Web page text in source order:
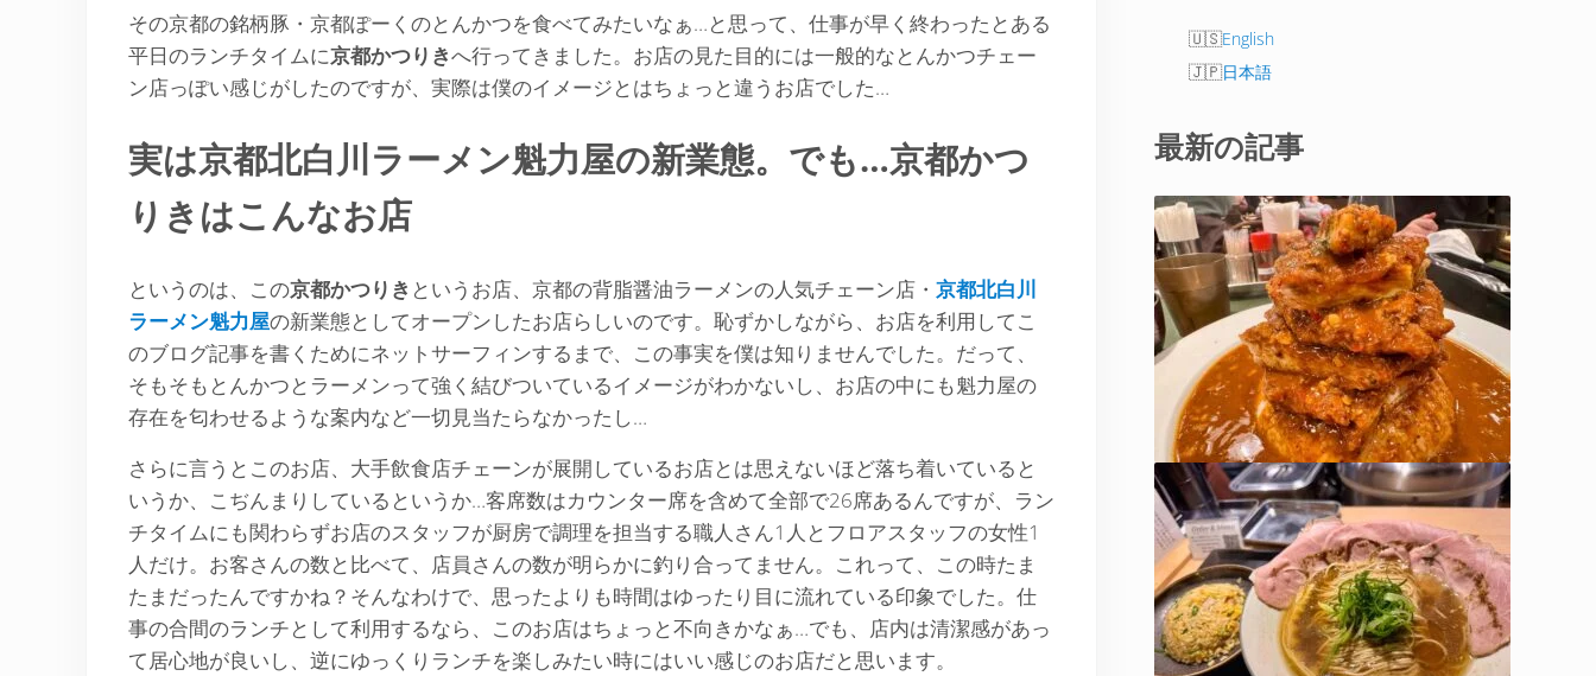
その京都の銘柄豚・京都ぽーくのとんかつを食べてみたいなぁ…と思って、仕事が早く終わったとある
平日のランチタイムに京都かつりきへ行ってきました。お店の見た目的には一般的なとんかつチェー
ン店っぽい感じがしたのですが、実際は僕のイメージとはちょっと違うお店でした…
実は京都北白川ラーメン魁力屋の新業態。でも…京都かつ
りきはこんなお店
というのは、この京都かつりき というお店、京都の背脂醤油ラーメンの人気チェーン店・ 京都北白川
ラーメン魁力屋の新業態としてオープンしたお店らしいのです。恥ずかしながら、お店を利用してこ
のブログ記事を書くためにネットサーフィンするまで、この事実を僕は知りませんでした。だって、
そもそもとんかつとラーメンって強く結びついているイメージがわかないし、お店の中にも魁力屋の
存在を匂わせるような案内など一切見当たらなかったし…
さらに言うとこのお店、大手飲食店チェーンが展開しているお店とは思えないほど落ち着いていると
いうか、こぢんまりしているというか…客席数はカウンター席を含めて全部で26席あるんですが、ラン
チタイムにも関わらずお店のスタッフが厨房で調理を担当する職人さん1人とフロアスタッフの女性1
人だけ。お客さんの数と比べて、店員さんの数が明らかに釣り合ってません。これって、この時たま
たまだったんですかね？そんなわけで、思ったよりも時間はゆったり目に流れている印象でした。仕
事の合間のランチとして利用するなら、このお店はちょっと不向きかなぁ…でも、店内は清潔感があっ
て居心地が良いし、逆にゆっくりランチを楽しみたい時にはいい感じのお店だと思います。
English
日本語
最新の記事